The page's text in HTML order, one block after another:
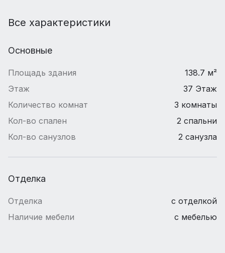
Все характеристики
Основные
Площадь здания
138.7 м²
Этаж
37 Этаж
Количество комнат
3 комнаты
Кол-во спален
2 спальни
Кол-во санузлов
2 санузла
Отделка
Отделка
с отделкой
Наличие мебели
с мебелью